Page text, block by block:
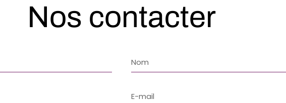
Nos contacter